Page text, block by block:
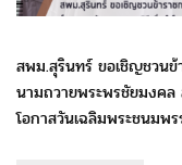
สพม.สุรินทร์ ขอเชิญชวนข้
นามถวายพระพรชัยมงคล
โอกาสวันเฉลิมพระชนมพ